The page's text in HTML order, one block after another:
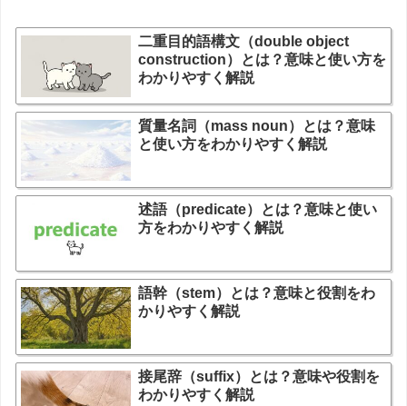
二重目的語構文（double object
construction）とは？意味と使い方を
わかりやすく解説
質量名詞（mass noun）とは？意味
と使い方をわかりやすく解説
述語（predicate）とは？意味と使い
方をわかりやすく解説
語幹（stem）とは？意味と役割をわ
かりやすく解説
接尾辞（suffix）とは？意味や役割を
わかりやすく解説